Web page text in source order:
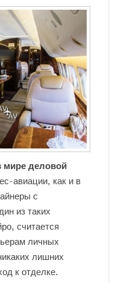
мире деловой
авиации, как и в
с
из таких
считается
личных
лишних
к отделке.